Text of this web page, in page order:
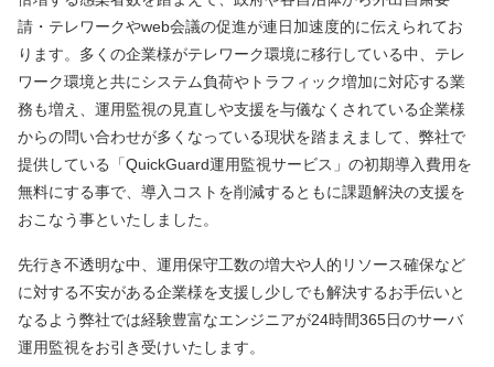
請・テレワークやweb会議の促進が連日加速度的に伝えられてお
ります。多くの企業様がテレワーク環境に移行している中、テレ
ワーク環境と共にシステム負荷やトラフィック増加に対応する業
務も増え、運用監視の見直しや支援を与儀なくされている企業様
からの問い合わせが多くなっている現状を踏まえまして、弊社で
提供している「QuickGuard運用監視サービス」の初期導入費用を
無料にする事で、導入コストを削減するともに課題解決の支援を
おこなう事といたしました。
先行き不透明な中、運用保守工数の増大や人的リソース確保など
に対する不安がある企業様を支援し少しでも解決するお手伝いと
なるよう弊社では経験豊富なエンジニアが24時間365日のサーバ
運用監視をお引き受けいたします。